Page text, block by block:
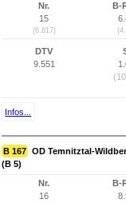
Nr.
15
(6.817)
B-
DTV
9.551
Infos...
B 167 OD Temnitztal-
(B 5)
Nr.
16
B-